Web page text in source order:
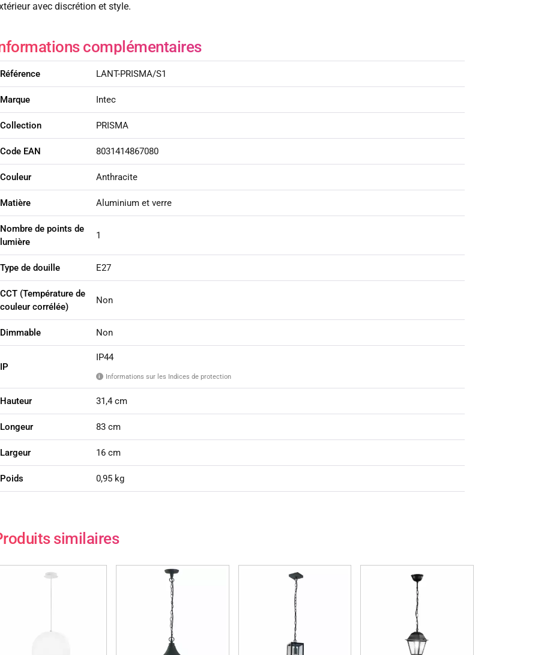
avec discrétion et style.
complémentaires
Référence LANT-PRISMA/S1
Marque Intec
Collection PRISMA
Code EAN 8031414867080
Couleur Anthracite
Matière Aluminium et verre
Nombre de points de
lumière
1
Type de douille E27
CCT (Température de
couleur corrélée)
Non
Dimmable Non
IP
IP44
i Informations sur les Indices de protection
Hauteur 31,4 cm
Longeur 83 cm
Largeur 16 cm
Poids 0,95 kg
similaires